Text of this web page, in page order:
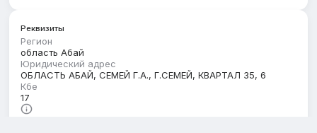
Реквизиты
Регион
область Абай
Юридический адрес
ОБЛАСТЬ АБАЙ, СЕМЕЙ Г.А., Г.СЕМЕЙ, КВАРТАЛ 35, 6
Кбе
17